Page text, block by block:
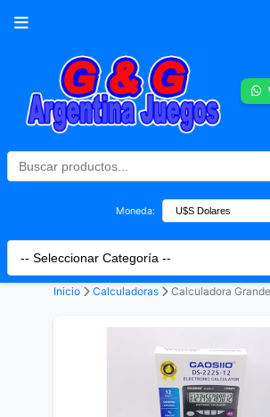
Moneda:
Inicio Calculadoras Calculadora